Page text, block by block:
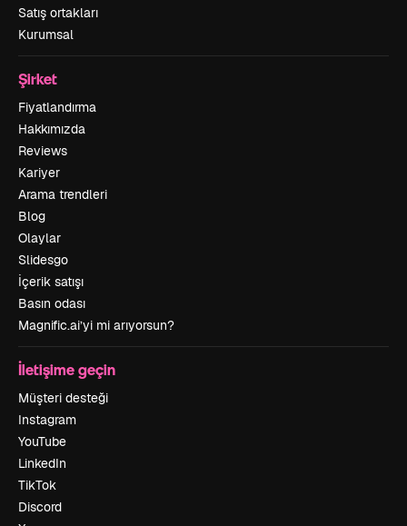
Satış ortakları
Kurumsal
Şirket
Fiyatlandırma
Hakkımızda
Reviews
Kariyer
Arama trendleri
Blog
Olaylar
Slidesgo
İçerik satışı
Basın odası
Magnific.ai’yi mi arıyorsun?
İletişime geçin
Müşteri desteği
Instagram
YouTube
LinkedIn
TikTok
Discord